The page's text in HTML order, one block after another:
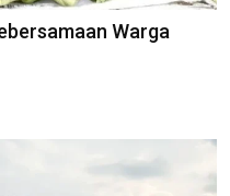
Warga